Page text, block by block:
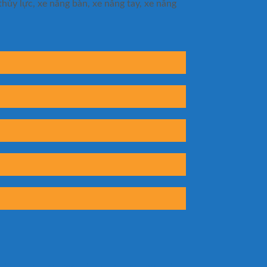
lực, xe nâng bàn, xe nâng tay, xe nâng